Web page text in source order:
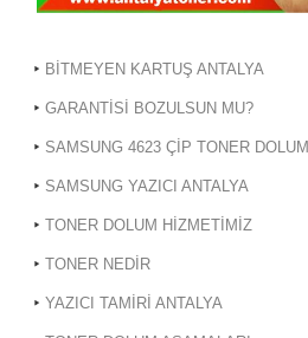
BİTMEYEN KARTUŞ ANTALYA
GARANTİSİ BOZULSUN MU?
SAMSUNG 4623 ÇİP TONER DOLUM
SAMSUNG YAZICI ANTALYA
TONER DOLUM HİZMETİMİZ
TONER NEDİR
YAZICI TAMİRİ ANTALYA